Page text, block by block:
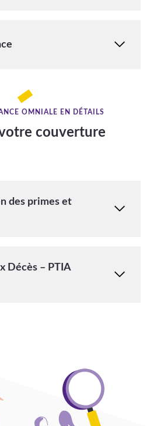
OMNIALE EN DÉTAILS
couverture
des primes et
Décès – PTIA